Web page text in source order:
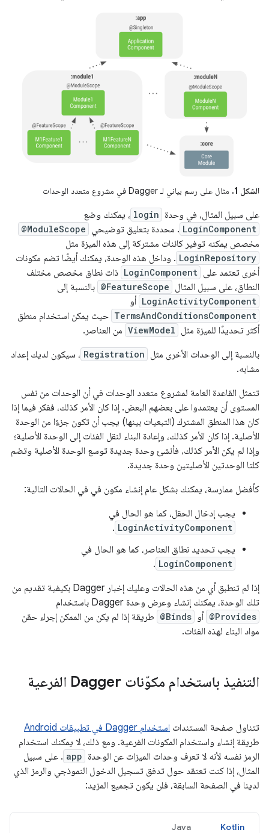
الشكل 1. مثال على رسم بياني لـ Dagger في مشروع متعدد الوحدات
على سبيل المثال، في وحدة login ، يمكنك وضع
LoginComponent . محددة بتعليق توضيحي @ModuleScope
مخصص يمكنه توفير كائنات مشتركة إلى هذه الميزة مثل
LoginRepository . وداخل هذه الوحدة، يمكنك أيضًا تضم مكونات
أخرى تعتمد على LoginComponent ذات نطاق مخصص مختلف
النطاق، على سبيل المثال @FeatureScope بالنسبة إلى
LoginActivityComponent أو
TermsAndConditionsComponent حيث يمكن استخدام منطق
أكثر تحديدًا للميزة مثل ViewModel من العناصر.
بالنسبة إلى الوحدات الأخرى مثل Registration ، سيكون لديك إعداد
مشابه.
تتمثل القاعدة العامة لمشروع متعدد الوحدات في أن الوحدات من نفس
المستوى أن يعتمدوا على بعضهم البعض. إذا كان الأمر كذلك، ففكر فيما إذا
كان هذا المنطق المشترك (التبعيات بينها) يجب أن تكون جزءًا من الوحدة
الأصلية. إذا كان الأمر كذلك، وإعادة البناء لنقل الفئات إلى الوحدة الأصلية؛
وإذا لم يكن الأمر كذلك، فأنشئ وحدة جديدة توسع الوحدة الأصلية وتضم
كلتا الوحدتين الأصليتين وحدة جديدة.
كأفضل ممارسة، يمكنك بشكل عام إنشاء مكون في في الحالات التالية:
يجب إدخال الحقل، كما هو الحال في
LoginActivityComponent
.
يجب تحديد نطاق العناصر، كما هو الحال في
LoginComponent
.
إذا لم تنطبق أي من هذه الحالات وعليك إخبار Dagger بكيفية تقديم من
تلك الوحدة، يمكنك إنشاء وعرض وحدة Dagger باستخدام
@Provides أو @Binds طريقة إذا لم يكن من الممكن إجراء حقن
مواد البناء لهذه الفئات.
التنفيذ باستخدام مكوّنات Dagger الفرعية
تتناول صفحة المستندات استخدام Dagger في تطبيقات Android
طريقة إنشاء واستخدام المكونات الفرعية. ومع ذلك، لا يمكنك استخدام
الرمز نفسه لأنه لا تعرف وحدات الميزات عن الوحدة app . على سبيل
المثال، إذا كنت تعتقد حول تدفق تسجيل الدخول النموذجي والرمز الذي
لدينا في الصفحة السابقة، فلن يكون تجميع المزيد:
Kotlin
Java